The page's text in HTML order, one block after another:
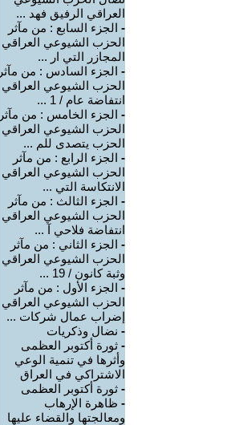
العراقي الرفيق فهد ...
- الجزء السابع : من مآثر
الحزب الشيوعي العراقي
المجازر التي ار ...
- الجزء السادس : من مآثر
الحزب الشيوعي العراقي
انتفاضة عام / 1 ...
- الجزء الخامس : من مآثر
الحزب الشيوعي العراقي
الحزب يتصدى للم ...
- الجزء الرابع : من مآثر
الحزب الشيوعي العراقي
الانتكاسة التي ...
- الجزء الثالث : من مآثر
الحزب الشيوعي العراقي
انتفاضة فلاحي آ ...
- الجزء الثاني : من مآثر
الحزب الشيوعي العراقي
وثبة كانون / 19 ...
- الجزء الأول : من مآثر
الحزب الشيوعي العراقي
إضراب عمال شركات ...
- نضال وذكريات
- ثورة أكتوبر العظمى
وأثرها في تنمية الوعي
الاشتراكي في العراق
- ثورة أكتوبر العظمى
- ظاهرة الإرهاب
ومعالجتها والقضاء عليها